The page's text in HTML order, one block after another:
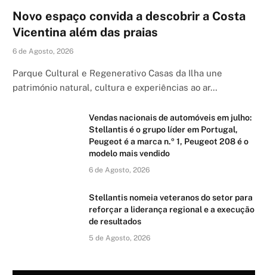
Novo espaço convida a descobrir a Costa
Vicentina além das praias
6 de Agosto, 2026
Parque Cultural e Regenerativo Casas da Ilha une
património natural, cultura e experiências ao ar…
Vendas nacionais de automóveis em julho:
Stellantis é o grupo líder em Portugal,
Peugeot é a marca n.º 1, Peugeot 208 é o
modelo mais vendido
6 de Agosto, 2026
Stellantis nomeia veteranos do setor para
reforçar a liderança regional e a execução
de resultados
5 de Agosto, 2026